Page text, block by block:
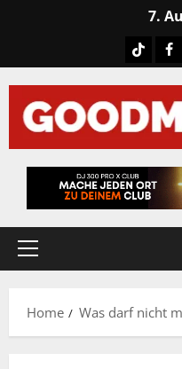
7.
Tiktok
Primary
Home Was darf nicht